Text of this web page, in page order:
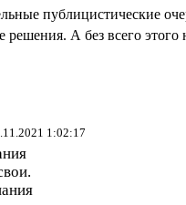
публицистические
А без всего этого
1:02:17